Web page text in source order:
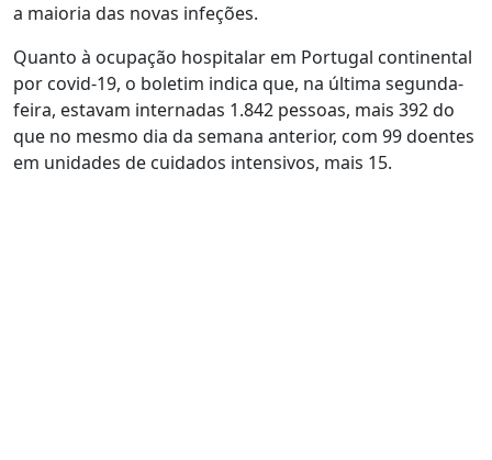
a maioria das novas infeções.
Quanto à ocupação hospitalar em Portugal continental
por covid-19, o boletim indica que, na última segunda-
feira, estavam internadas 1.842 pessoas, mais 392 do
que no mesmo dia da semana anterior, com 99 doentes
em unidades de cuidados intensivos, mais 15.